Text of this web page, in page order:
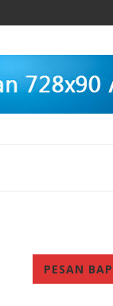
PESAN